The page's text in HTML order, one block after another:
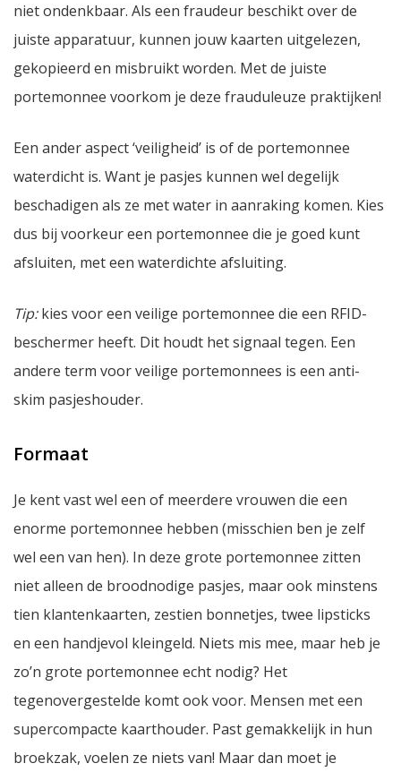
niet ondenkbaar. Als een fraudeur beschikt over de
juiste apparatuur, kunnen jouw kaarten uitgelezen,
gekopieerd en misbruikt worden. Met de juiste
portemonnee voorkom je deze frauduleuze praktijken!
Een ander aspect ‘veiligheid’ is of de portemonnee
waterdicht is. Want je pasjes kunnen wel degelijk
beschadigen als ze met water in aanraking komen. Kies
dus bij voorkeur een portemonnee die je goed kunt
afsluiten, met een waterdichte afsluiting.
Tip:kies voor een veilige portemonnee die een RFID-
beschermer heeft. Dit houdt het signaal tegen. Een
andere term voor veilige portemonnees is een anti-
skim pasjeshouder.
Formaat
Je kent vast wel een of meerdere vrouwen die een
enorme portemonnee hebben (misschien ben je zelf
wel een van hen). In deze grote portemonnee zitten
niet alleen de broodnodige pasjes, maar ook minstens
tien klantenkaarten, zestien bonnetjes, twee lipsticks
en een handjevol kleingeld. Niets mis mee, maar heb je
zo’n grote portemonnee echt nodig? Het
tegenovergestelde komt ook voor. Mensen met een
supercompacte kaarthouder. Past gemakkelijk in hun
broekzak, voelen ze niets van! Maar dan moet je